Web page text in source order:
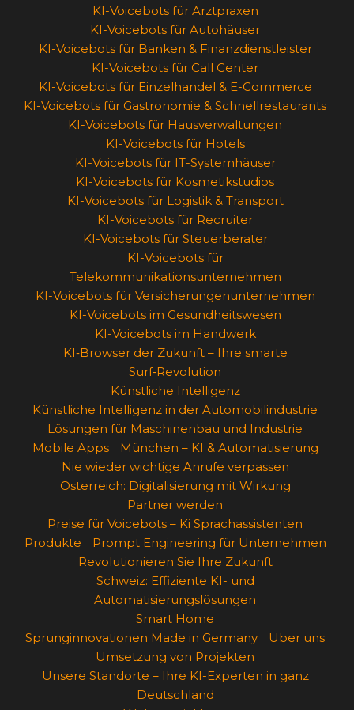
KI-Voicebots für Arztpraxen
KI-Voicebots für Autohäuser
KI-Voicebots für Banken & Finanzdienstleister
KI-Voicebots für Call Center
KI-Voicebots für Einzelhandel & E-Commerce
KI-Voicebots für Gastronomie & Schnellrestaurants
KI-Voicebots für Hausverwaltungen
KI-Voicebots für Hotels
KI-Voicebots für IT-Systemhäuser
KI-Voicebots für Kosmetikstudios
KI-Voicebots für Logistik & Transport
KI-Voicebots für Recruiter
KI-Voicebots für Steuerberater
KI-Voicebots für
Telekommunikationsunternehmen
KI-Voicebots für Versicherungenunternehmen
KI-Voicebots im Gesundheitswesen
KI-Voicebots im Handwerk
KI‑Browser der Zukunft – Ihre smarte
Surf‑Revolution
Künstliche Intelligenz
Künstliche Intelligenz in der Automobilindustrie
Lösungen für Maschinenbau und Industrie
Mobile Apps
München – KI & Automatisierung
Nie wieder wichtige Anrufe verpassen
Österreich: Digitalisierung mit Wirkung
Partner werden
Preise für Voicebots – Ki Sprachassistenten
Produkte
Prompt Engineering für Unternehmen
Revolutionieren Sie Ihre Zukunft
Schweiz: Effiziente KI- und
Automatisierungslösungen
Smart Home
Sprunginnovationen Made in Germany
Über uns
Umsetzung von Projekten
Unsere Standorte – Ihre KI-Experten in ganz
Deutschland